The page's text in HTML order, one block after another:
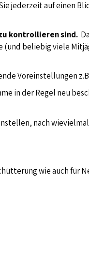
jederzeit auf einen
kontrollieren sind.
beliebig viele
Voreinstellungen
in der Regel neu
nach
wie auch für